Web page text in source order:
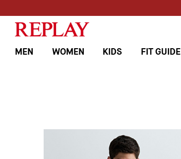
MEN WOMEN KIDS FIT GUIDE